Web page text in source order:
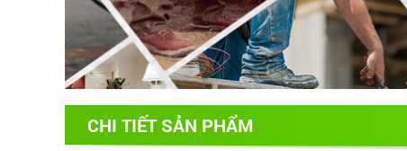
CHI TIẾT SẢN PHẨM